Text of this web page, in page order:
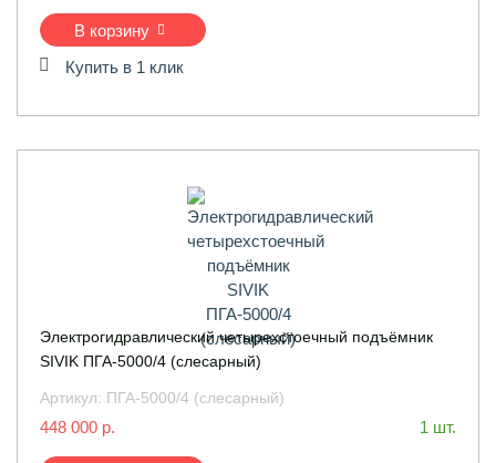
В корзину
Купить в 1 клик
Электрогидравлический четырехстоечный подъёмник
SIVIK ПГА-5000/4 (слесарный)
Артикул: ПГА-5000/4 (слесарный)
448 000 р. 1 шт.